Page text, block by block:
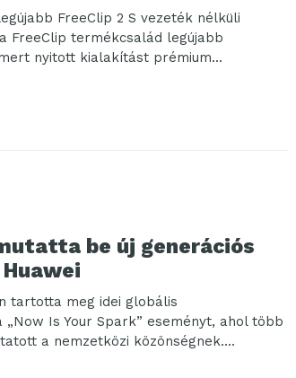
FreeClip 2 S vezeték nélküli
FreeClip termékcsalád legújabb
nyitott kialakítást prémium...
be új generációs
tartotta meg idei globális
Is Your Spark” eseményt, ahol több
a nemzetközi közönségnek....